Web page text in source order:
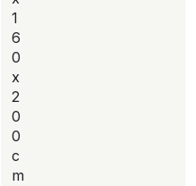
1
6
0
x
2
0
0
c
m